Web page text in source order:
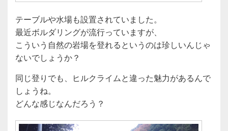
テーブルや水場も設置されていました。
最近ボルダリングが流行っていますが、
こういう自然の岩場を登れるというのは珍しいんじゃ
ないでしょうか？
同じ登りでも、ヒルクライムと違った魅力があるんで
しょうね。
どんな感じなんだろう？